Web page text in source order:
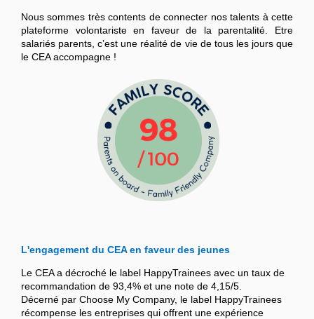
Nous sommes très contents de connecter nos talents à cette
plateforme volontariste en faveur de la parentalité. Etre
salariés parents, c’est une réalité de vie de tous les jours que
le CEA accompagne !
L'engagement du CEA en faveur des jeunes
Le CEA a décroché le label HappyTrainees avec un taux de
recommandation de 93,4% et une note de 4,15/5.
Décerné par Choose My Company, le label HappyTrainees
récompense les entreprises qui offrent une expérience